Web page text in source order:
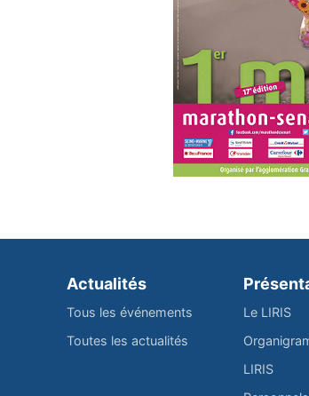
Actualités
Tous les événements
Toutes les actualités
Le LIRIS
LIRIS